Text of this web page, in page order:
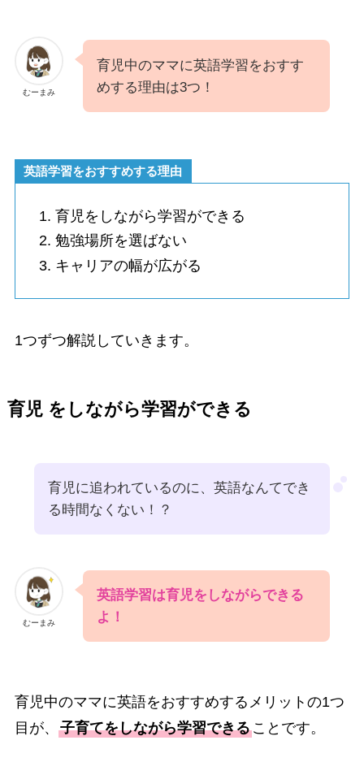
むーまみ
育児中のママに英語学習をおすす
めする理由は3つ！
英語学習をおすすめする理由
育児をしながら学習ができる
勉強場所を選ばない
キャリアの幅が広がる
1つずつ解説していきます。
育児 をしながら学習ができる
育児に追われているのに、英語なんてでき
る時間なくない！？
むーまみ
英語学習は育児をしながらできる
よ！
育児中のママに英語をおすすめするメリットの1つ
目が、 子育てをしながら学習できることです。